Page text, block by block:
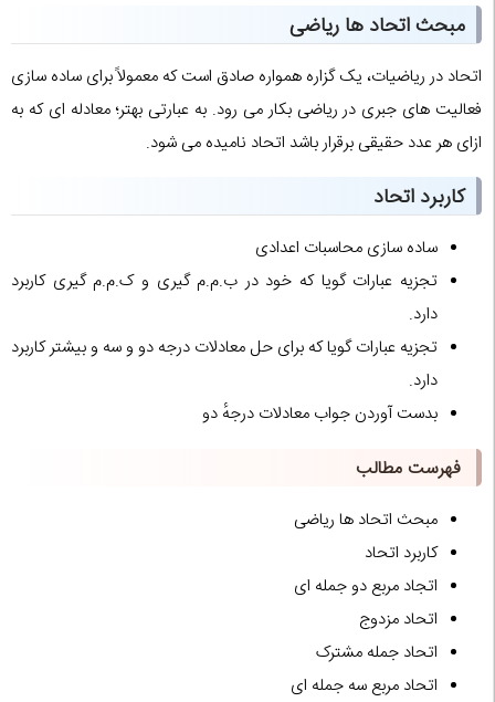
مبحث اتحاد ها ریاضی
اتحاد در ریاضیات، یک گزاره همواره صادق است که معمولاً برای ساده سازی
فعالیت های جبری در ریاضی بکار می رود. به عبارتی بهتر؛ معادله ای که به
ازای هر عدد حقیقی برقرار باشد اتحاد نامیده می شود.
کاربرد اتحاد
ساده سازی محاسبات اعدادی
تجزیه عبارات گویا که خود در ب.م.م گیری و ک.م.م گیری کاربرد
دارد.
تجزیه عبارات گویا که برای حل معادلات درجه دو و سه و بیشتر کاربرد
دارد.
بدست آوردن جواب معادلات درجهٔ دو
فهرست مطالب
مبحث اتحاد ها ریاضی
کاربرد اتحاد
اتجاد مربع دو جمله ای
اتحاد مزدوج
اتحاد جمله مشترک
اتحاد مربع سه جمله ای